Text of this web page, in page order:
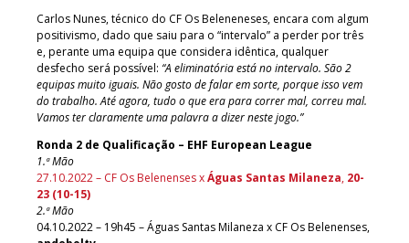
Carlos Nunes, técnico do CF Os Beleneneses, encara com algum
positivismo, dado que saiu para o “intervalo” a perder por três
e, perante uma equipa que considera idêntica, qualquer
desfecho será possível: “A eliminatória está no intervalo. São 2
equipas muito iguais. Não gosto de falar em sorte, porque isso vem
do trabalho. Até agora, tudo o que era para correr mal, correu mal.
Vamos ter claramente uma palavra a dizer neste jogo.”
Ronda 2 de Qualificação – EHF European League
1.ª Mão
27.10.2022 – CF Os Belenenses xÁguas Santas Milaneza, 20-
23 (10-15)
2.ª Mão
04.10.2022 – 19h45 – Águas Santas Milaneza x CF Os Belenenses,